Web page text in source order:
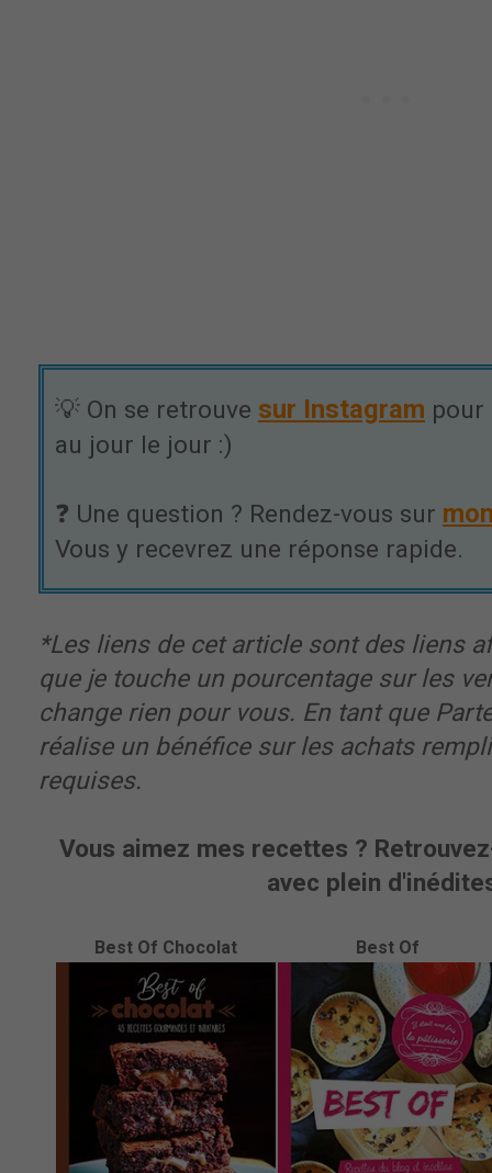
💡 On se retrouve sur Instagram pour
au jour le jour :)
❓ Une question ? Rendez-vous sur
Vous y recevrez une réponse rapide.
*Les liens de cet article sont des liens
que je touche un pourcentage sur les
change rien pour vous. En tant que
réalise un bénéfice sur les achats
requises.
Vous aimez mes recettes ?
avec plein
Best Of Chocolat Best Of